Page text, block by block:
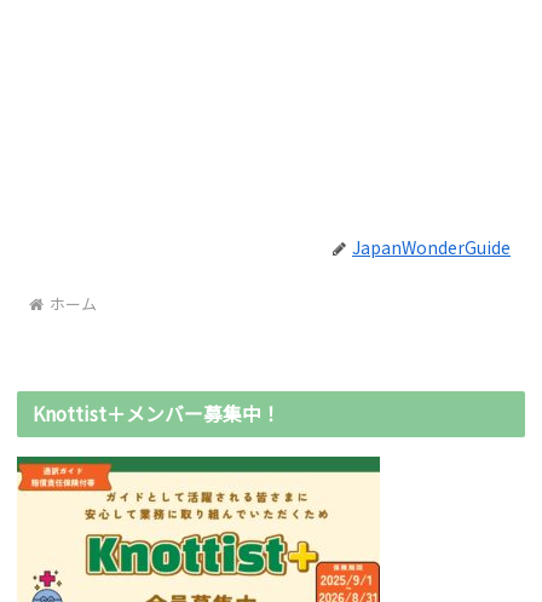
JapanWonderGuide
ホーム
Knottist＋メンバー募集中！